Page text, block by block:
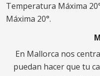
Temperatura Máxima
Máxima 20°.
En Mallorca nos
puedan hacer que tu